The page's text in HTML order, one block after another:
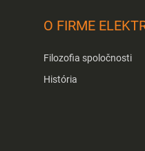
O FIRME
Filozofia spoločnosti
História